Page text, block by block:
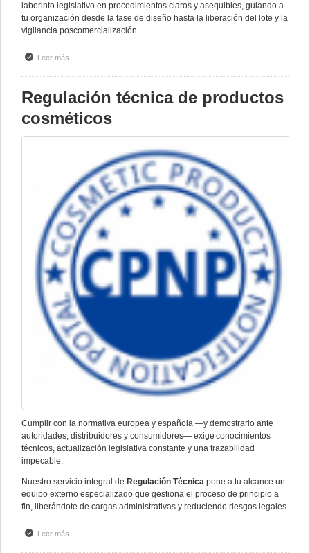
laberinto legislativo en procedimientos claros y asequibles, guiando a
tu organización desde la fase de diseño hasta la liberación del lote y la
vigilancia poscomercialización.
Leer más
Regulación técnica de productos
cosméticos
Cumplir con la normativa europea y española —y demostrarlo ante
autoridades, distribuidores y consumidores— exige conocimientos
técnicos, actualización legislativa constante y una trazabilidad
impecable.
Nuestro servicio integral de Regulación Técnica pone a tu alcance un
equipo externo especializado que gestiona el proceso de principio a
fin, liberándote de cargas administrativas y reduciendo riesgos legales.
Leer más